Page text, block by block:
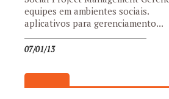
equipes em ambientes
aplicativos para gerenciamento...
07/01/13